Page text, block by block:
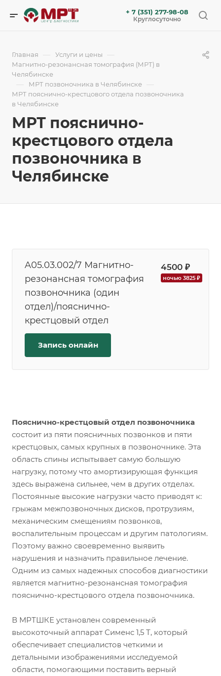
+ 7 (351) 277-98-08
Круглосуточно
Главная — Услуги и цены —
Магнитно-резонансная томография (МРТ) в
Челябинске
— МРТ позвоночника в Челябинске —
МРТ пояснично-крестцового отдела позвоночника
в Челябинске
МРТ пояснично-
крестцового отдела
позвоночника в
Челябинске
A05.03.002/7 Магнитно-
резонансная томография
позвоночника (один
отдел)/пояснично-
крестцовый отдел
4500 ₽
ночью 3825 ₽
Запись онлайн
Пояснично-крестцовый отдел позвоночника
состоит из пяти поясничных позвонков и пяти
крестцовых, самых крупных в позвоночнике. Эта
область спины испытывает самую большую
нагрузку, потому что амортизирующая функция
здесь выражена сильнее, чем в других отделах.
Постоянные высокие нагрузки часто приводят к:
грыжам межпозвоночных дисков, протрузиям,
механическим смещениям позвонков,
воспалительным процессам и другим патологиям.
Поэтому важно своевременно выявить
нарушения и назначить правильное лечение.
Одним из самых надежных способов диагностики
является магнитно-резонансная томография
пояснично-крестцового отдела позвоночника.
В МРТШКЕ установлен современный
высокоточный аппарат Сименс 1,5 Т, который
обеспечивает специалистов четкими и
детальными изображениями исследуемой
области, помогающими поставить верный